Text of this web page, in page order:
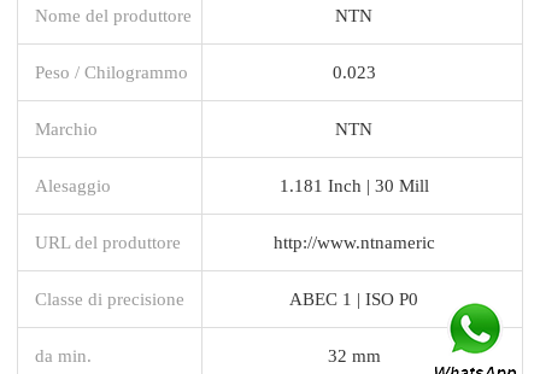
Nome del produttore NTN
Peso / Chilogrammo 0.023
Marchio NTN
Alesaggio 1.181 Inch | 30 Mill
URL del produttore http://www.ntnameric
Classe di precisione ABEC 1 | ISO P0
da min. 32 mm